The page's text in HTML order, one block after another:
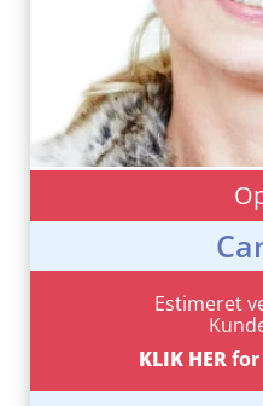
Estimeret
KLIK HERfor